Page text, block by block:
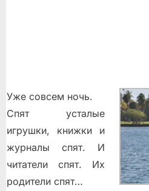
Уже совсем ночь.
Спят усталые
игрушки, книжки и
журналы спят. И
читатели спят. Их
родители спят…